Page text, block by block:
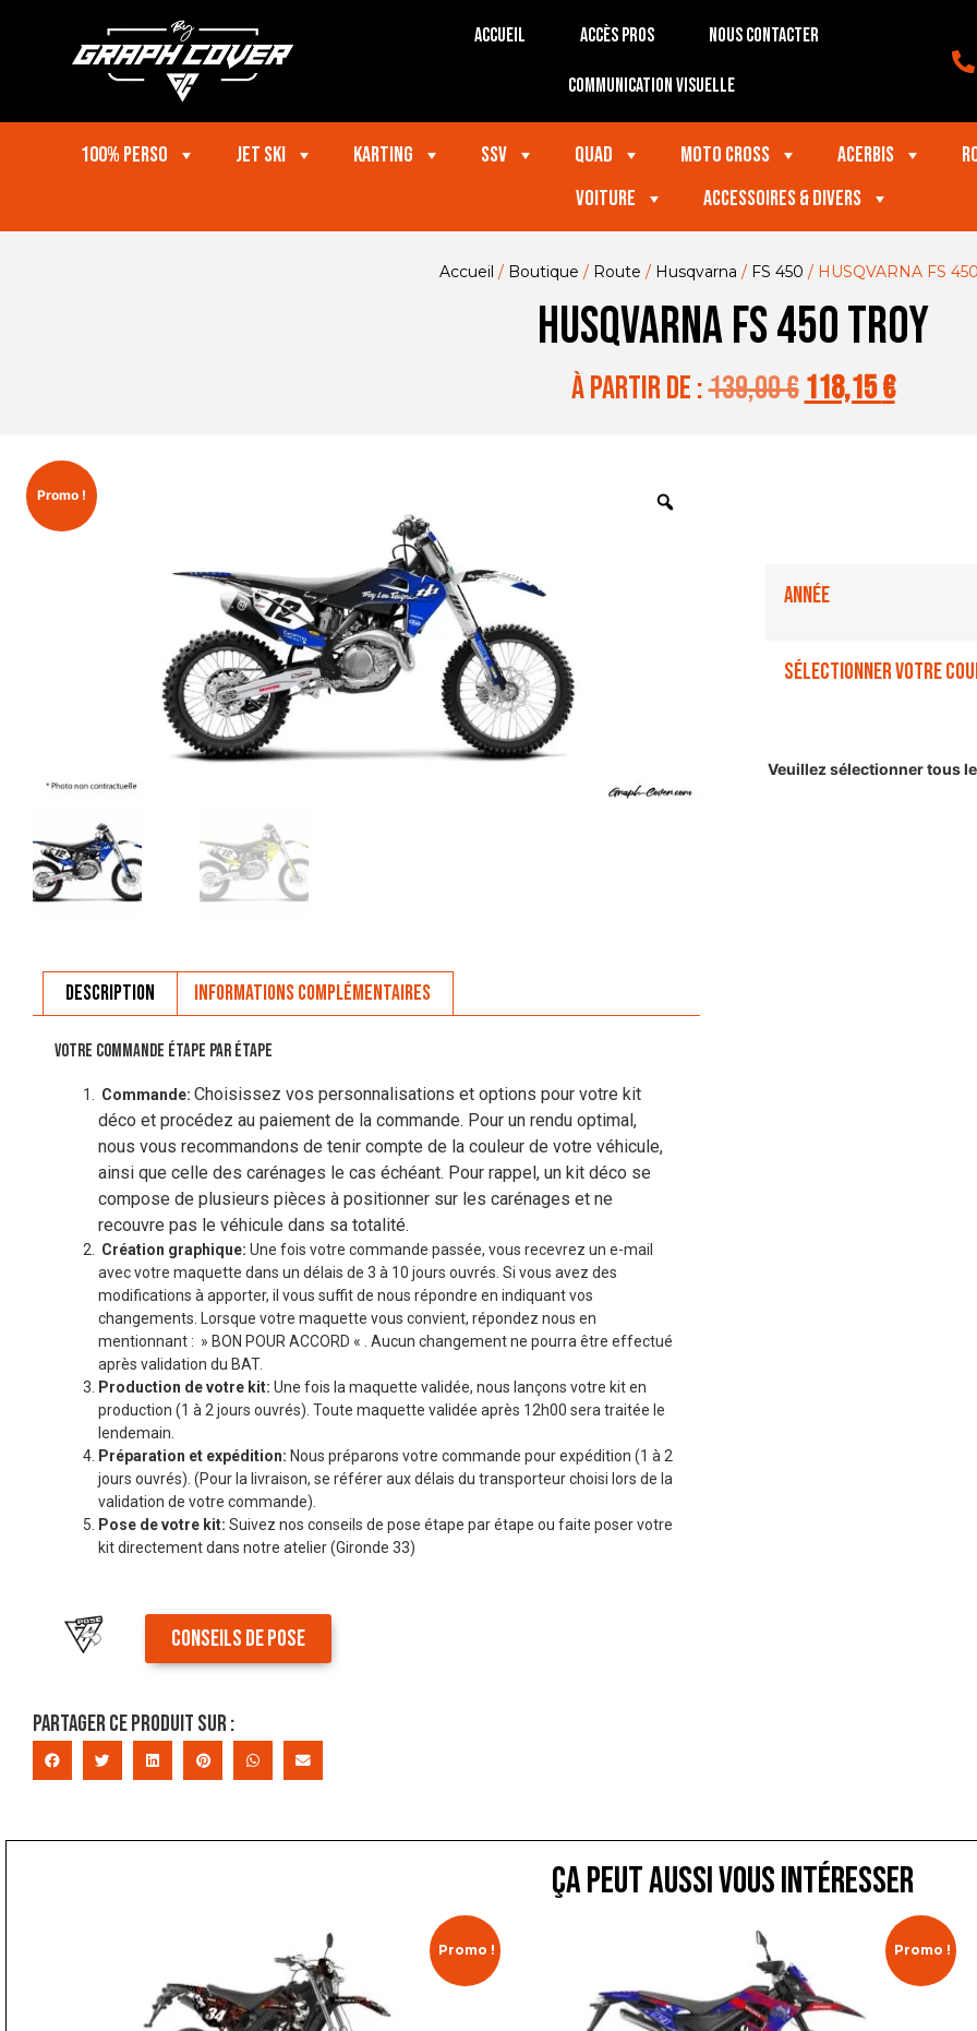
Accueil Accès Pros Nous contacter
Communication visuelle
100% perso Jet ski Karting SSV Quad Moto Cross Acerbis
VOITURE
Accessoires & divers
Accueil / Boutique / Route / Husqvarna / FS 450 / HUSQVARNA FS
HUSQVARNA FS 450 TROY
à partir de :139,00€ 118,15€
Promo !
Description Informations complémentaires
VOTRE COMMANDE ÉTAPE PAR ÉTAPE
Commande: Choisissez vos personnalisations et options pour votre kit
déco et procédez au paiement de la commande. Pour un rendu optimal,
nous vous recommandons de tenir compte de la couleur de votre véhicule,
ainsi que celle des carénages le cas échéant. Pour rappel, un kit déco se
compose de plusieurs pièces à positionner sur les carénages et ne
recouvre pas le véhicule dans sa totalité.
Création graphique: Une fois votre commande passée, vous recevrez un e-mail
avec votre maquette dans un délais de 3 à 10 jours ouvrés. Si vous avez des
modifications à apporter, il vous suffit de nous répondre en indiquant vos
changements. Lorsque votre maquette vous convient, répondez nous en
mentionnant : » BON POUR ACCORD « . Aucun changement ne pourra être effectué
après validation du BAT.
Production de votre kit: Une fois la maquette validée, nous lançons votre kit en
production (1 à 2 jours ouvrés). Toute maquette validée après 12h00 sera traitée le
lendemain.
Préparation et expédition: Nous préparons votre commande pour expédition (1 à 2
jours ouvrés). (Pour la livraison, se référer aux délais du transporteur choisi lors de la
validation de votre commande).
Pose de votre kit: Suivez nos conseils de pose étape par étape ou faite poser votre
kit directement dans notre atelier (Gironde 33)
CONSEILS DE POSE
Partager ce produit sur :
Année
Sélectionner votre
Veuillez sélectionner tous
ça peut aussi vous intéresser
Promo ! Promo !